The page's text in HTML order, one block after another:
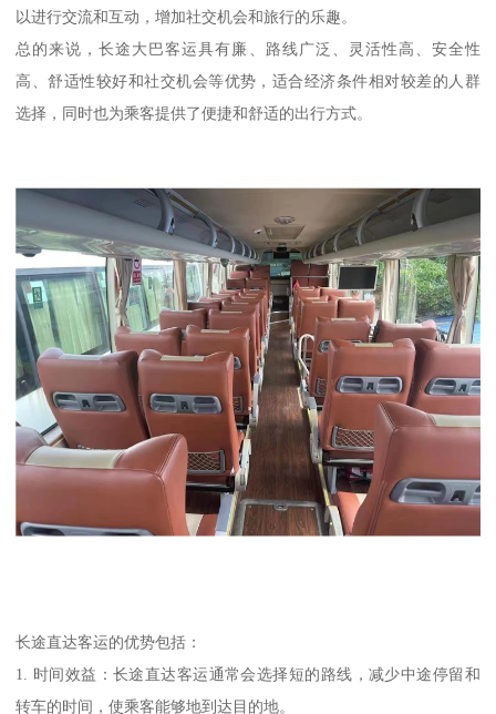
以进行交流和互动，增加社交机会和旅行的乐趣。
总的来说，长途大巴客运具有廉、路线广泛、灵活性高、安全性
高、舒适性较好和社交机会等优势，适合经济条件相对较差的人群
选择，同时也为乘客提供了便捷和舒适的出行方式。
长途直达客运的优势包括：
1. 时间效益：长途直达客运通常会选择短的路线，减少中途停留和
转车的时间，使乘客能够地到达目的地。